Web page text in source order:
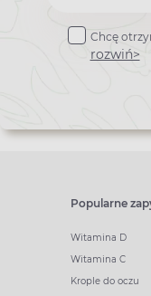
do
Chcę
rozwiń>
Popularne
Witamina D
Witamina C
Krople do oczu